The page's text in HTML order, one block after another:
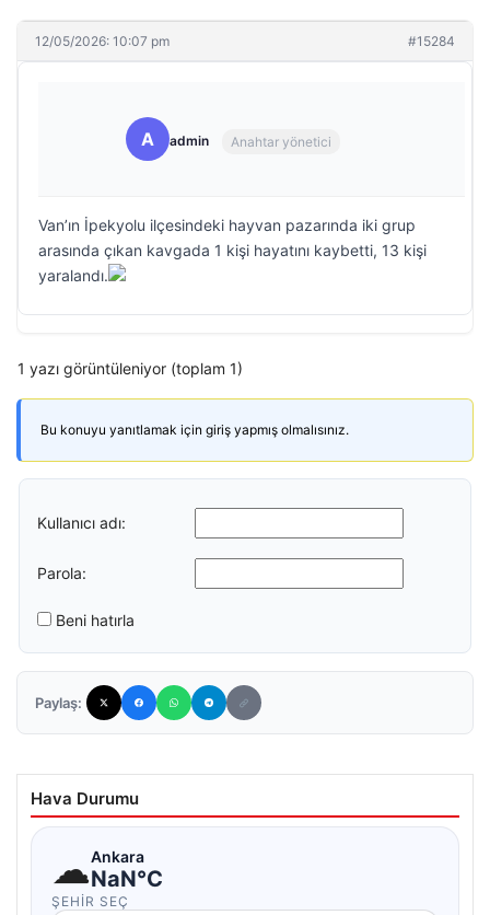
12/05/2026: 10:07 pm #15284
A admin Anahtar yönetici
Van’ın İpekyolu ilçesindeki hayvan pazarında iki grup
arasında çıkan kavgada 1 kişi hayatını kaybetti, 13 kişi
yaralandı.
1 yazı görüntüleniyor (toplam 1)
Bu konuyu yanıtlamak için giriş yapmış olmalısınız.
Kullanıcı adı:
Parola:
Beni hatırla
Paylaş:
Hava Durumu
☁Ankara
NaN°C
ŞEHIR SEÇ